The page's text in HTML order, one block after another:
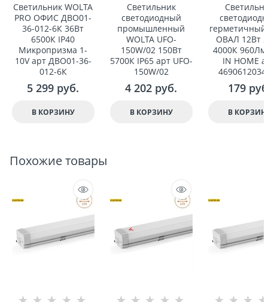
Светильник WOLTA
PRO ОФИС ДВО01-
36-012-6К 36Вт
6500К IP40
Микропризма 1-
10V арт ДВО01-36-
012-6К
5 299 руб.
В КОРЗИНУ
Светильник
светодиодный
промышленный
WOLTA UFO-
150W/02 150Вт
5700К IP65 арт UFO-
150W/02
4 202 руб.
В КОРЗИНУ
ОВАЛ 12Вт
4000К 960Лм
IN HOME
179
В
Похожие товары